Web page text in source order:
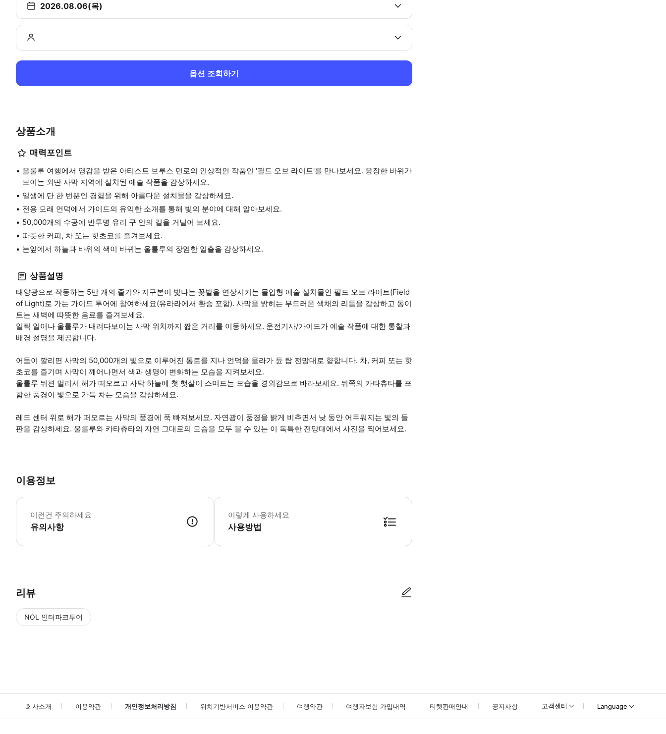
2026.08.06(목)
옵션 조회하기
상품소개
매력포인트
울룰루 여행에서 영감을 받은 아티스트 브루스 먼로의 인상적인 작품인 '필드 오브 라이트'를 만나보세요. 웅장한 바위가
보이는 외딴 사막 지역에 설치된 예술 작품을 감상하세요.
일생에 단 한 번뿐인 경험을 위해 아름다운 설치물을 감상하세요.
전용 모래 언덕에서 가이드의 유익한 소개를 통해 빛의 분야에 대해 알아보세요.
50,000개의 수공예 반투명 유리 구 안의 길을 거닐어 보세요.
따뜻한 커피, 차 또는 핫초코를 즐겨보세요.
눈앞에서 하늘과 바위의 색이 바뀌는 울룰루의 장엄한 일출을 감상하세요.
상품설명
태양광으로 작동하는 5만 개의 줄기와 지구본이 빛나는 꽃밭을 연상시키는 몰입형 예술 설치물인 필드 오브 라이트(Field
of Light)로 가는 가이드 투어에 참여하세요(유라라에서 환승 포함). 사막을 밝히는 부드러운 색채의 리듬을 감상하고 동이
트는 새벽에 따뜻한 음료를 즐겨보세요.
일찍 일어나 울룰루가 내려다보이는 사막 위치까지 짧은 거리를 이동하세요. 운전기사/가이드가 예술 작품에 대한 통찰과
배경 설명을 제공합니다.
어둠이 깔리면 사막의 50,000개의 빛으로 이루어진 통로를 지나 언덕을 올라가 듄 탑 전망대로 향합니다. 차, 커피 또는 핫
초코를 즐기며 사막이 깨어나면서 색과 생명이 변화하는 모습을 지켜보세요.
울룰루 뒤편 멀리서 해가 떠오르고 사막 하늘에 첫 햇살이 스며드는 모습을 경외감으로 바라보세요. 뒤쪽의 카타츄타를 포
함한 풍경이 빛으로 가득 차는 모습을 감상하세요.
레드 센터 위로 해가 떠오르는 사막의 풍경에 푹 빠져보세요. 자연광이 풍경을 밝게 비추면서 낮 동안 어두워지는 빛의 들
판을 감상하세요. 울룰루와 카타츄타의 자연 그대로의 모습을 모두 볼 수 있는 이 독특한 전망대에서 사진을 찍어보세요.
이용정보
이런건 주의하세요
유의사항
* 소요시간 : 120분 (옵션에 따라 소요 시간이 다를 수 있으니, 예약 시 확인 부탁드립니다.)
이렇게 사용하세요
사용방법
리뷰
NOL 인터파크투어
회사소개 이용약관 개인정보처리방침 위치기반서비스 이용약관 여행약관 여행자보험 가입내역 티켓판매안내 공지사항 고객센터 Language